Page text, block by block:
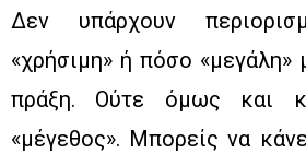
Δεν υπάρχουν
«χρήσιμη» ή πόσο «μεγάλη»
πράξη. Ούτε όμως και
«μέγεθος». Μπορείς να